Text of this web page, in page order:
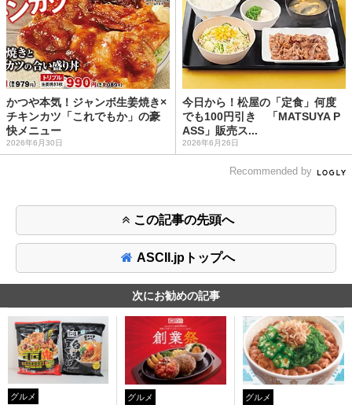
かつや本気！ジャンボ生姜焼き×
チキンカツ「これでもか」の豪
快メニュー
2026年6月30日
今日から！松屋の「定食」何度
でも100円引き 「MATSUYA P
ASS」販売ス...
2026年6月26日
Recommended by
この記事の先頭へ
ASCII.jpトップへ
次にお勧めの記事
グルメ グルメ グルメ